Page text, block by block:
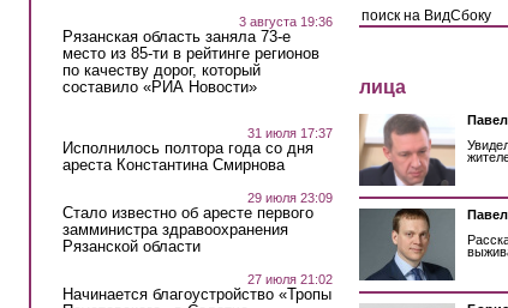
3 августа 19:36
Рязанская область заняла 73-е
место из 85-ти в рейтинге регионов
по качеству дорог, который
составило «РИА Новости»
31 июля 17:37
Исполнилось полтора года со дня
ареста Константина Смирнова
29 июля 23:09
Стало известно об аресте первого
замминистра здравоохранения
Рязанской области
27 июля 21:02
Начинается благоустройство «Тропы
лица